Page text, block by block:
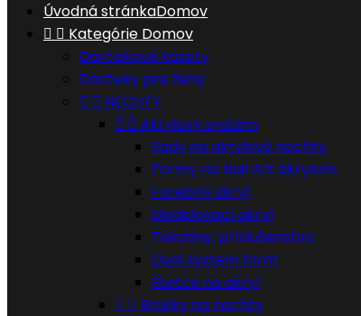
Úvodná stránkaDomov
  Kategórie Domov
Darčekové kazety
Darčeky pre ženy
  NECHTY
  Akrylový systém
Sady na akrylové nechty
Formy na Nail Art akrylom
Farebný akryl
Modelovací akryl
Tekutiny, príslušenstvo
Dual system form
Štetce na akryl
  Brúsky na nechty